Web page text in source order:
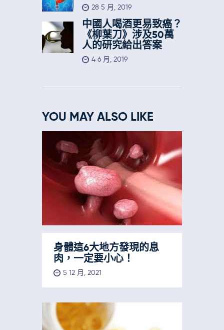
28 5 月, 2019
中國人喝酒更易致癌？
《柳葉刀》涉及50萬
人的研究給出答案
4 6 月, 2019
YOU MAY ALSO LIKE
身體這6大地方發現的息
肉，一定要小心！
5 12 月, 2021